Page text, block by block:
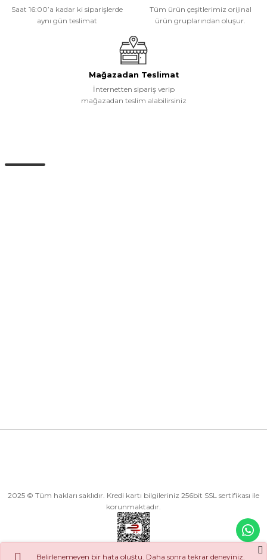
Gönder
Saat 16:00’a kadar ki siparişlerde
aynı gün teslimat
Tüm ürün çeşitlerimiz orijinal
ürün gruplarından oluşur.
Mağazadan Teslimat
İnternetten sipariş verip
mağazadan teslim alabilirsiniz
2025 © Tüm hakları saklıdır. Kredi kartı bilgileriniz 256bit SSL sertifikası ile
korunmaktadır.
Belirlenemeyen bir hata oluştu. Daha sonra tekrar deneyiniz.